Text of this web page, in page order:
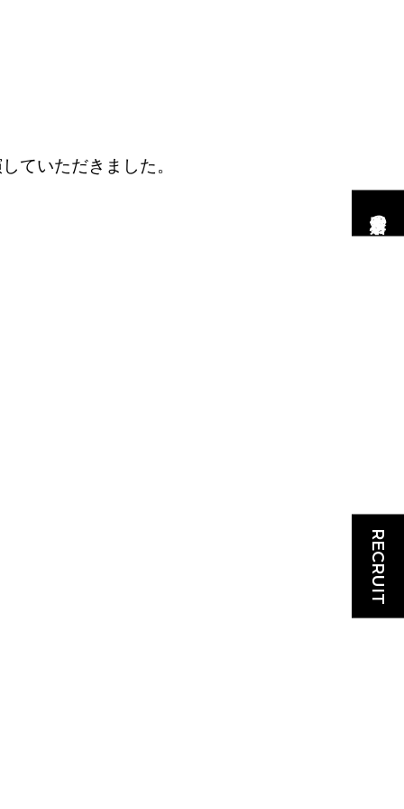
ていただきました。
RECRUIT
市村工務店の家